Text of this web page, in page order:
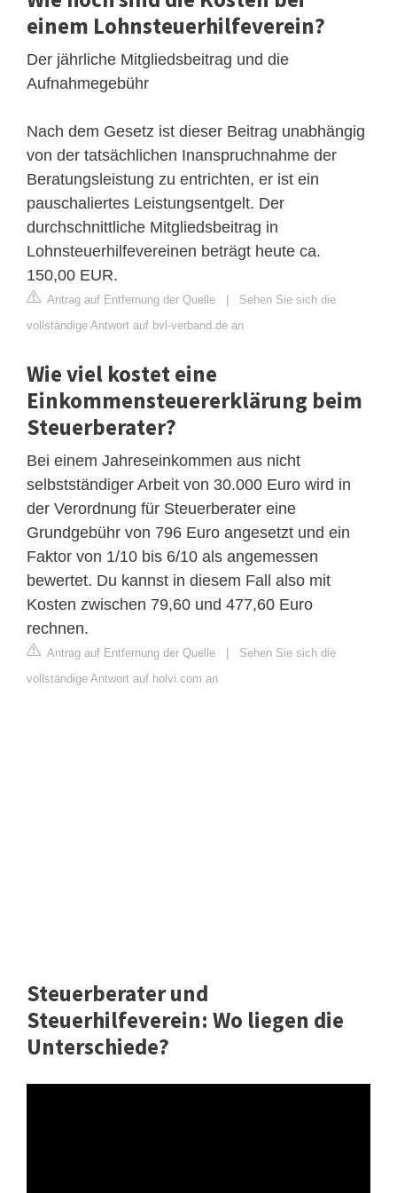
einem Lohnsteuerhilfeverein?
Der jährliche Mitgliedsbeitrag und die
Aufnahmegebühr
Nach dem Gesetz ist dieser Beitrag unabhängig
von der tatsächlichen Inanspruchnahme der
Beratungsleistung zu entrichten, er ist ein
pauschaliertes Leistungsentgelt. Der
durchschnittliche Mitgliedsbeitrag in
Lohnsteuerhilfevereinen beträgt heute ca.
150,00 EUR.
Antrag auf Entfernung der Quelle
Sehen Sie sich die
vollständige Antwort auf bvl-verband.de an
Wie viel kostet eine
Einkommensteuererklärung beim
Steuerberater?
Bei einem Jahreseinkommen aus nicht
selbstständiger Arbeit von 30.000 Euro wird in
der Verordnung für Steuerberater eine
Grundgebühr von 796 Euro angesetzt und ein
Faktor von 1/10 bis 6/10 als angemessen
bewertet. Du kannst in diesem Fall also mit
Kosten zwischen 79,60 und 477,60 Euro
rechnen.
Antrag auf Entfernung der Quelle
Sehen Sie sich die
vollständige Antwort auf holvi.com an
Steuerberater und
Steuerhilfeverein: Wo liegen die
Unterschiede?